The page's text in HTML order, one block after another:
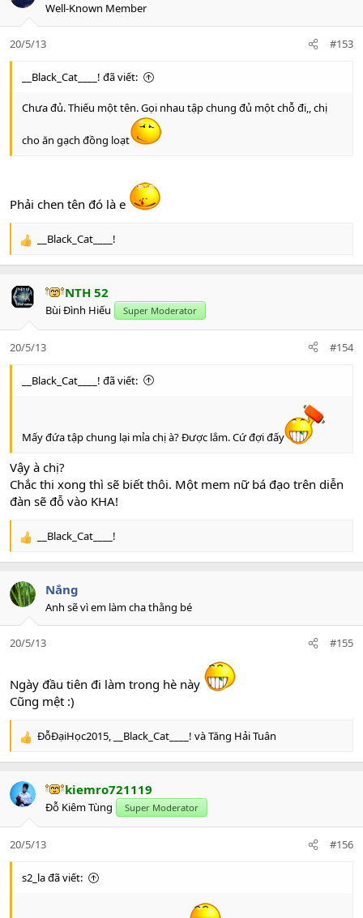
Well-Known Member
20/5/13 #153
__Black_Cat____! đã viết:
Chưa đủ. Thiếu một tên. Gọi nhau tập chung đủ một chỗ đi,, chị
cho ăn gạch đồng loạt
Phải chen tên đó là e
R
c
t
o
n
__Black_Cat____!
NTH 52
Bùi Đình Hiếu Super Moderator
20/5/13 #154
__Black_Cat____! đã viết:
Mấy đứa tập chung lại mỉa chị à? Được lắm. Cứ đợi đấy
Vậy à chị?
Chắc thi xong thì sẽ biết thôi. Một mem nữ bá đạo trên diễn
đàn sẽ đỗ vào KHA!
R
c
t
o
n
__Black_Cat____!
Nắng
Anh sẽ vì em làm cha thằng bé
20/5/13 #155
Ngày đầu tiên đi làm trong hè này
Cũng mệt :)
R
c
t
o
n
ĐỗĐạiHọc2015, __Black_Cat____! vàTăng Hải Tuân
kiemro721119
Đỗ Kiêm Tùng Super Moderator
20/5/13 #156
s2_la đã viết: